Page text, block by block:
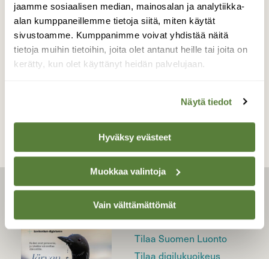
jaamme sosiaalisen median, mainosalan ja analytiikka-
alan kumppaneillemme tietoja siitä, miten käytät
sivustoamme. Kumppanimme voivat yhdistää näitä
tietoja muihin tietoihin, joita olet antanut heille tai joita on
kerätty, kun olet käyttänyt heidän palvelujaan.
Näytä tiedot
Hyväksy evästeet
Muokkaa valintoja
Vain välttämättömät
ARJEN VALINNAT
Puunpoltto on taitolaji –
kolme vinkkiä hyvään tuleen
LEHTI
Uusin lehti
Tilaa Suomen Luonto
Tilaa digilukuoikeus